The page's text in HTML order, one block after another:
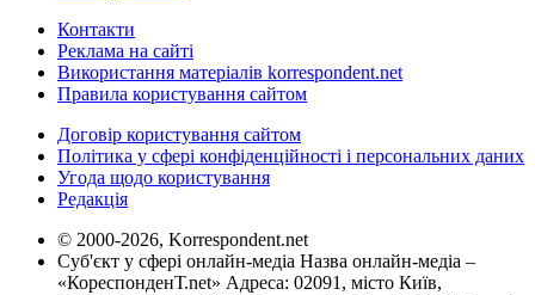
Контакти
Реклама на сайті
Використання матеріалів korrespondent.net
Правила користування сайтом
Договір користування сайтом
Політика у сфері конфіденційності і персональних даних
Угода щодо користування
Редакція
© 2000-2026, Korrespondent.net
Суб'єкт у сфері онлайн-медіа Назва онлайн-медіа –
«КореспонденТ.net» Адреса: 02091, місто Київ,